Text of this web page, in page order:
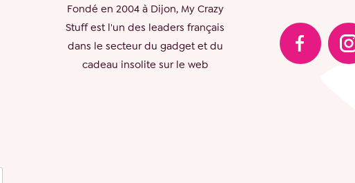
Fondé en 2004 à Dijon, My Crazy
Stuff est l'un des leaders français
dans le secteur du gadget et du
cadeau insolite sur le web